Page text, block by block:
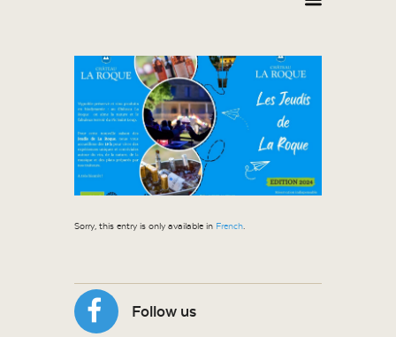
Sorry, this entry is only available in French
Follow us